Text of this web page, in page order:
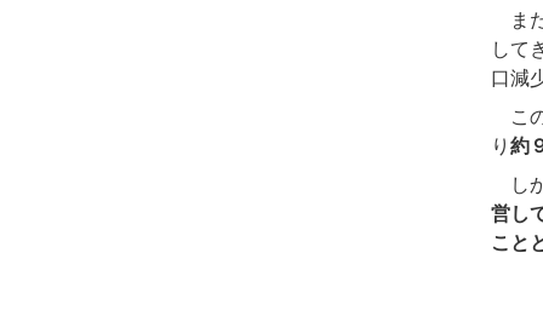
ま
して
口減
こ
り 約
し
営し
こと